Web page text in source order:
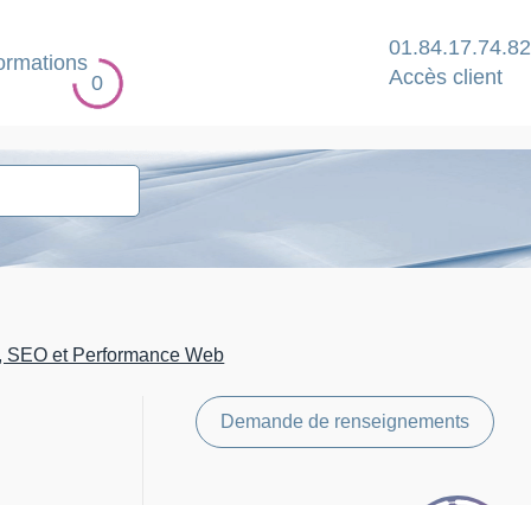
0
01.84.17.74.82
Accès client
et Performance Web
Demande de renseignements